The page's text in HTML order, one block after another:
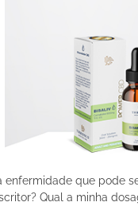
que pode
Qual a minha